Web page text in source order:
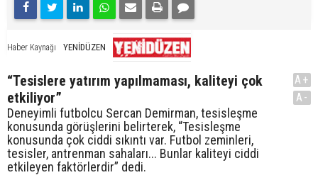
Haber Kaynağı YENİDÜZEN
“Tesislere yatırım yapılmaması, kaliteyi çok
etkiliyor”
Deneyimli futbolcu Sercan Demirman, tesisleşme
konusunda görüşlerini belirterek, “Tesisleşme
konusunda çok ciddi sıkıntı var. Futbol zeminleri,
tesisler, antrenman sahaları... Bunlar kaliteyi ciddi
etkileyen faktörlerdir” dedi.
A+
A-